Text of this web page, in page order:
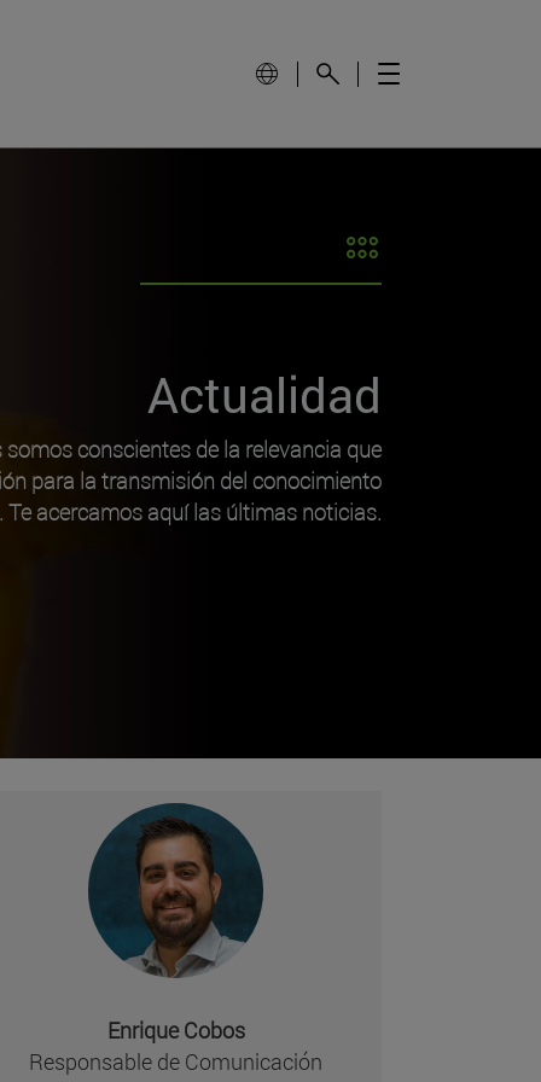
Actualidad
somos conscientes de la relevancia que
para la transmisión del conocimiento
Te acercamos aquí las últimas noticias.
Enrique Cobos
Responsable de Comunicación